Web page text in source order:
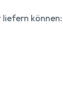
liefern können: